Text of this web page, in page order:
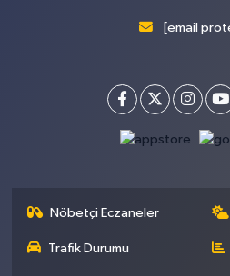
[email
Nöbetçi Eczaneler
Trafik Durumu